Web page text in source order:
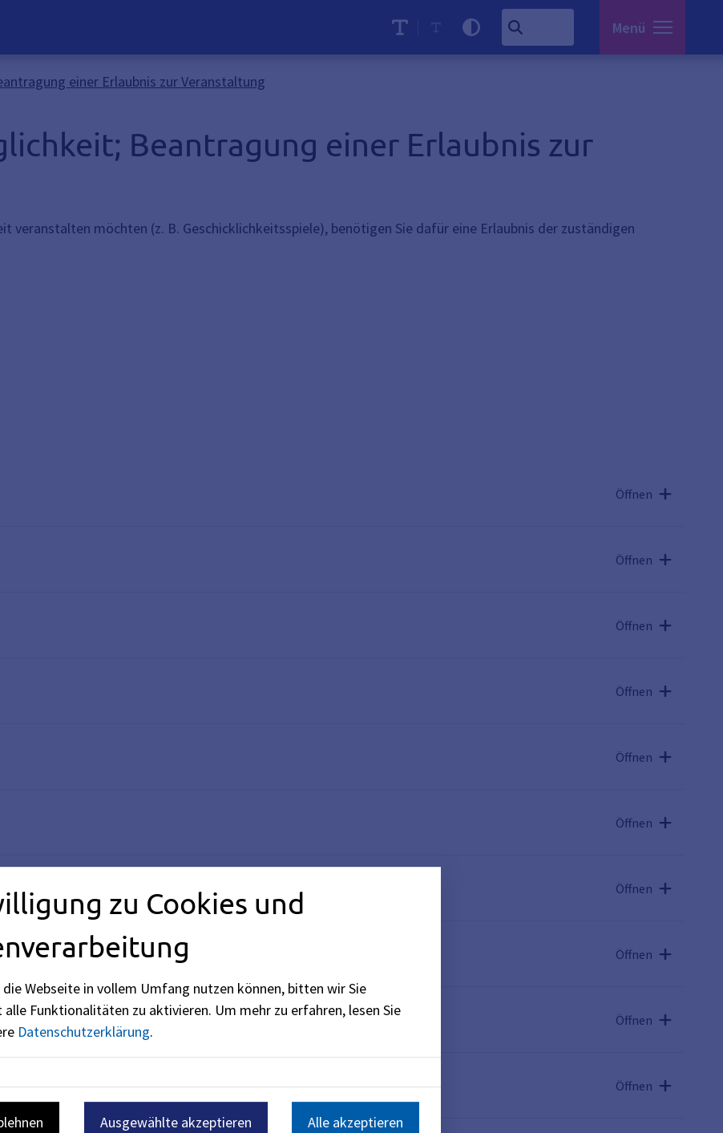
Menü
einer Erlaubnis zur Veranstaltung
Beantragung einer Erlaubnis zur
veranstalten möchten (z. B. Geschicklichkeitsspiele), benötigen Sie dafür eine Erlaubnis der zuständigen
Öffnen
Öffnen
Öffnen
Öffnen
Öffnen
Öffnen
Öffnen
Öffnen
Öffnen
Öffnen
zu Cookies und
die Webseite in vollem Umfang nutzen können, bitten wir Sie
alle Funktionalitäten zu aktivieren. Um mehr zu erfahren, lesen Sie
Datenschutzerklärung.
Ausgewählte akzeptieren Alle akzeptieren